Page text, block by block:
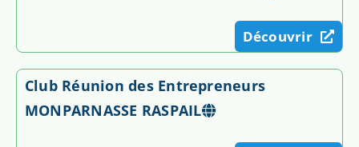
Découvrir
Club Réunion des Entrepreneurs
MONPARNASSE RASPAIL